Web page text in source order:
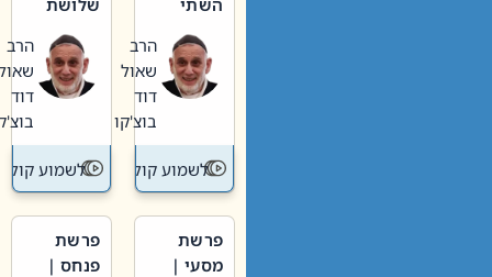
וערב של
חיינו
הרב
שאול
דוד
בוצ'קו
לשמוע קול תורה – מדרש
האבות
הרב
שאול
דוד
בוצ'קו
לשמוע קול
פרשת
מסעי |
פרשת
פנחס |